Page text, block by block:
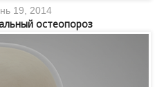
19, 2014
остеопороз